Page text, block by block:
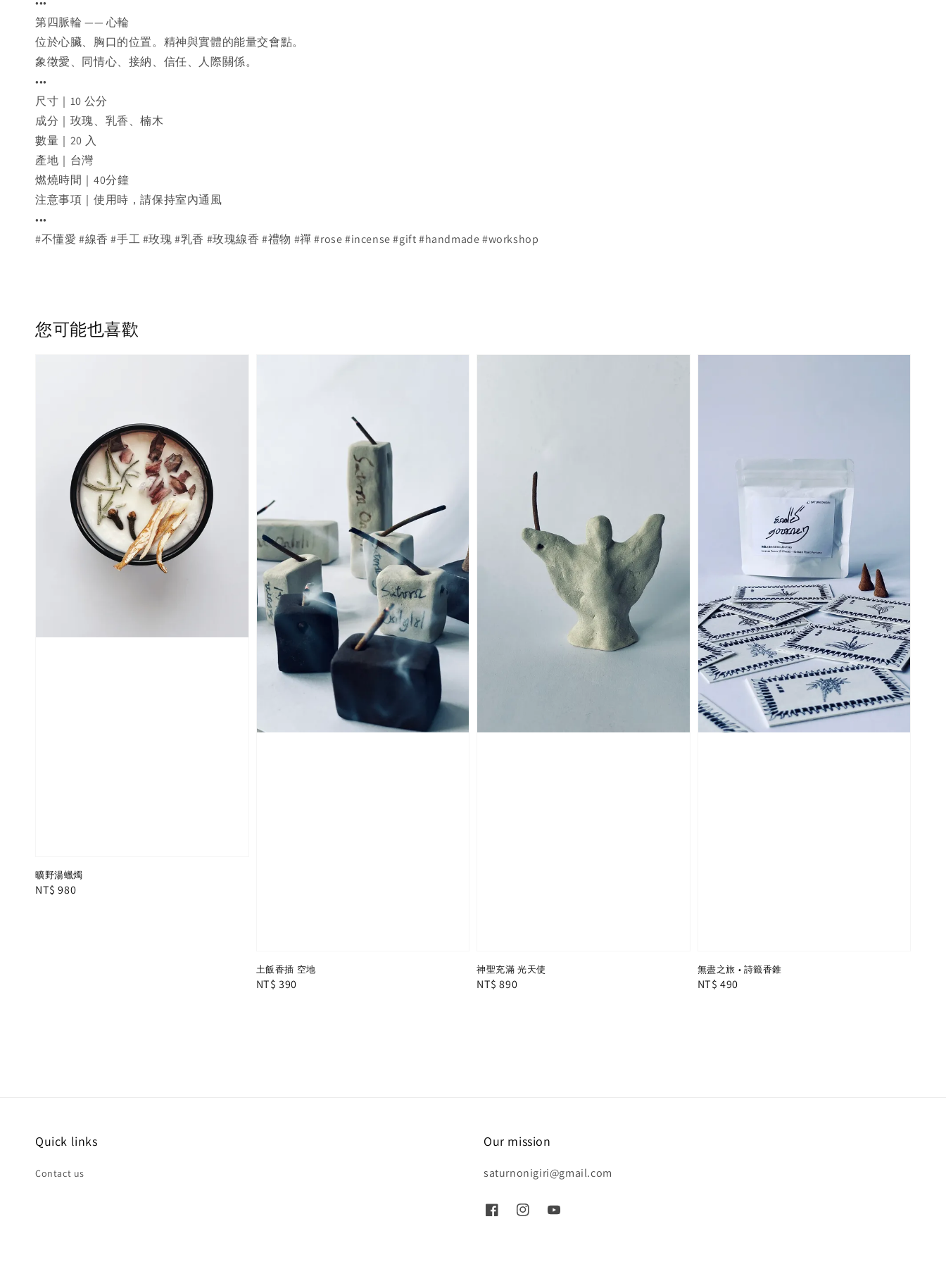
第四脈輪 —— 心輪
位於心臟、胸口的位置。精神與實體的能量交會點。
象徵愛、同情心、接納、信任、人際關係。
•••
尺寸｜10 公分
成分｜玫瑰、乳香、楠木
數量｜20 入
產地｜台灣
燃燒時間｜40分鐘
注意事項｜使用時，請保持室內通風
•••
#不懂愛 #線香 #手工 #玫瑰 #乳香 #玫瑰線香 #禮物 #禪 #rose #incense #gift #handmade #workshop
您可能也喜歡
曠野湯蠟燭
Regular
NT$ 980
土飯香插 空地
Regular
NT$ 390
神聖充滿 光天使
Regular
NT$ 890
無盡之旅 • 詩籤香錐
Regular
NT$ 490
Quick links
Contact us
Our mission
saturnonigiri@gmail.com